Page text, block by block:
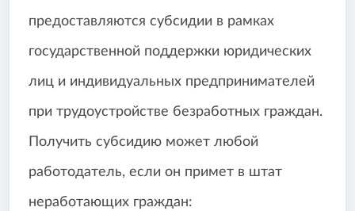
предоставляются субсидии в рамках
государственной поддержки юридических
лиц и индивидуальных предпринимателей
при трудоустройстве безработных граждан.
Получить субсидию может любой
работодатель, если он примет в штат
неработающих граждан: